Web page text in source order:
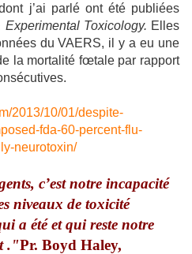
j’ai parlé ont été publiées
Experimental Toxicology. Elles
du VAERS, il y a eu une
la mortalité fœtale par rapport
2013/10/01/despite-
fda-60-percent-flu-
neurotoxin/
c’est notre incapacité
niveaux de toxicité
a été et qui reste notre
."Pr. Boyd Haley,